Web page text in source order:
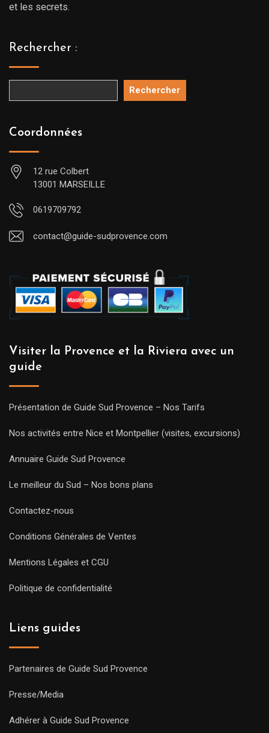
et les secrets.
Rechercher :
Rechercher
Coordonnées
12 rue Colbert
13001 MARSEILLE
0619709792
contact@guide-sudprovence.com
Visiter la Provence et la Riviera avec un
guide
Présentation de Guide Sud Provence – Nos Tarifs
Nos activités entre Nice et Montpellier (visites, excursions)
Annuaire Guide Sud Provence
Le meilleur du Sud – Nos bons plans
Contactez-nous
Conditions Générales de Ventes
Mentions Légales et CGU
Politique de confidentialité
Liens guides
Partenaires de Guide Sud Provence
Presse/Media
Adhérer à Guide Sud Provence